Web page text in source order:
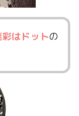
彩はドットの